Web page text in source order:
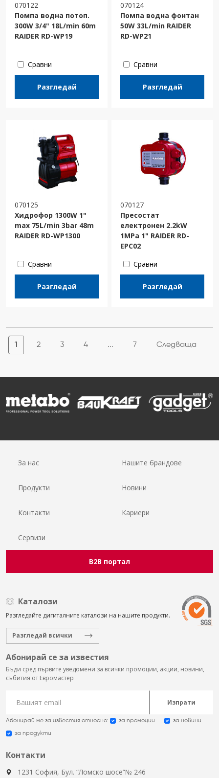
070122
Помпа водна потоп.
300W 3/4" 18L/min 60m
RAIDER RD-WP19
Сравни
Разгледай
070124
Помпа водна фонтан
50W 33L/min RAIDER
RD-WP21
Сравни
Разгледай
070125
Хидрофор 1300W 1"
max 75L/min 3bar 48m
RAIDER RD-WP1300
Сравни
Разгледай
070127
Пресостат
електронен 2.2kW
1MPa 1" RAIDER RD-
EPC02
Сравни
Разгледай
1 2 3 4 ... 7 Следваща
За нас Нашите брандове
Продукти Новини
Контакти Кариери
Сервизи
B2B портал
Каталози
Разгледайте дигиталните каталози на нашите продукти.
Разгледай всички
Абонирай се за известия
Бъди сред първите уведомени за всички промоции, акции, новини,
събития от Евромастер
Изпрати
Абонирай ме за известия относно: за промоции за новини
за продукти
Контакти
1231 София, Бул. “Ломско шосе”№ 246